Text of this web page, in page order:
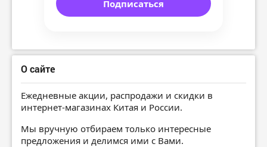
Подписаться
О сайте
Ежедневные акции, распродажи и скидки в
интернет-магазинах Китая и России.
Мы вручную отбираем только интересные
предложения и делимся ими с Вами.